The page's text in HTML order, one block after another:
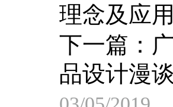
理念及应用
下一篇：
品设计漫